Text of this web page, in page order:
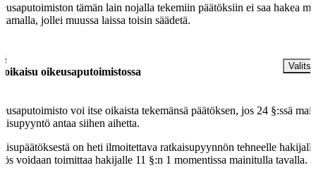
tämän lain nojalla tekemiin päätöksiin ei saa hakea
jollei muussa laissa toisin säädetä.
oikeusaputoimistossa
voi itse oikaista tekemänsä päätöksen, jos 24 §:ssä
antaa siihen aihetta.
on heti ilmoitettava ratkaisupyynnön tehneelle
voidaan toimittaa hakijalle 11 §:n 1 momentissa mainitulla tavalla.